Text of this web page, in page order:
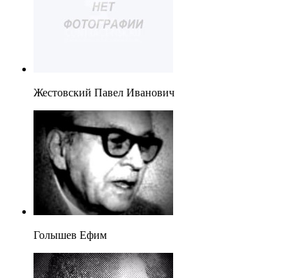
Жестовский Павел Иванович
Голышев Ефим